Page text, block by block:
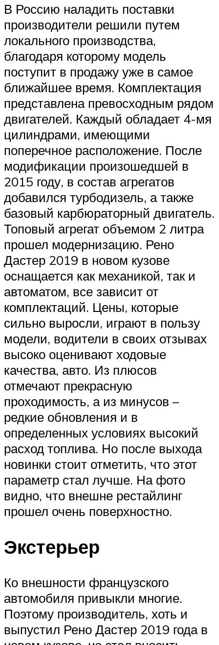
В Россию наладить поставки
производители решили путем
локального производства,
благодаря которому модель
поступит в продажу уже в самое
ближайшее время. Комплектация
представлена превосходным рядом
двигателей. Каждый обладает 4-мя
цилиндрами, имеющими
поперечное расположение. После
модификации произошедшей в
2015 году, в состав агрегатов
добавился турбодизель, а также
базовый карбюраторный двигатель.
Топовый агрегат объемом 2 литра
прошел модернизацию. Рено
Дастер 2019 в новом кузове
оснащается как механикой, так и
автоматом, все зависит от
комплектаций. Цены, которые
сильно выросли, играют в пользу
модели, водители в своих отзывах
высоко оценивают ходовые
качества, авто. Из плюсов
отмечают прекрасную
проходимость, а из минусов –
редкие обновления и в
определенных условиях высокий
расход топлива. Но после выхода
новинки стоит отметить, что этот
параметр стал лучше. На фото
видно, что внешне рестайлинг
прошел очень поверхностно.
Экстерьер
Ко внешности французского
автомобиля привыкли многие.
Поэтому производитель, хоть и
выпустил Рено Дастер 2019 года в